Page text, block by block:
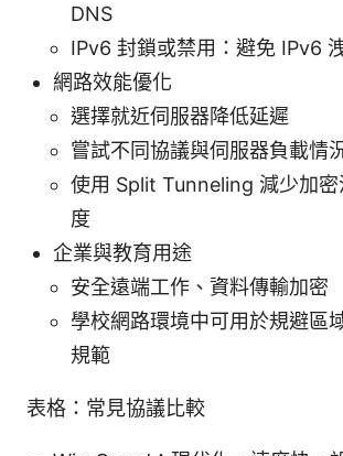
DNS
IPv6 封鎖或禁用：避免 IPv6
網路效能優化
選擇就近伺服器降低延遲
嘗試不同協議與伺服器負載情
使用 Split Tunneling 減少加密
度
企業與教育用途
安全遠端工作、資料傳輸加密
學校網路環境中可用於規避區
規範
表格：常見協議比較